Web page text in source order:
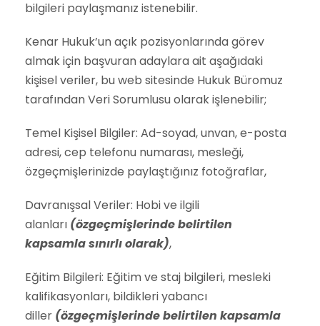
bilgileri paylaşmanız istenebilir.
Kenar Hukuk’un açık pozisyonlarında görev
almak için başvuran adaylara ait aşağıdaki
kişisel veriler, bu web sitesinde Hukuk Büromuz
tarafından Veri Sorumlusu olarak işlenebilir;
Temel Kişisel Bilgiler: Ad-soyad, unvan, e-posta
adresi, cep telefonu numarası, mesleği,
özgeçmişlerinizde paylaştığınız fotoğraflar,
Davranışsal Veriler: Hobi ve ilgili
alanları (özgeçmişlerinde belirtilen
kapsamla sınırlı olarak),
Eğitim Bilgileri: Eğitim ve staj bilgileri, mesleki
kalifikasyonları, bildikleri yabancı
diller (özgeçmişlerinde belirtilen kapsamla